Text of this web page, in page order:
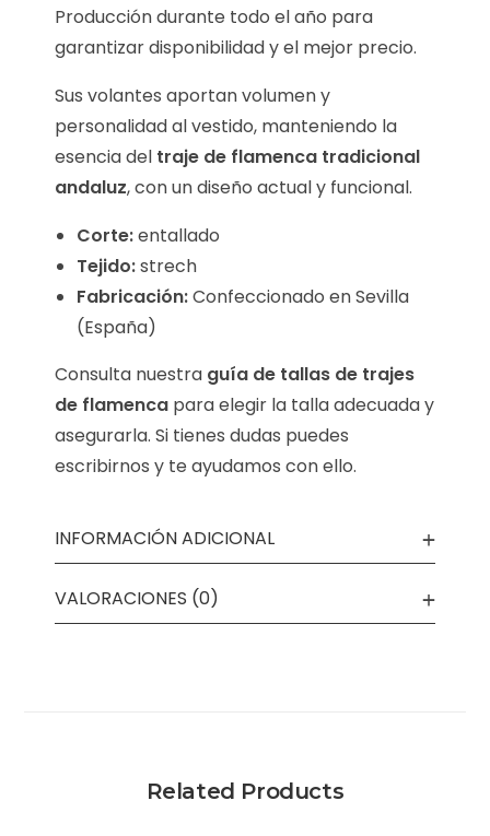
Producción durante todo el año para
garantizar disponibilidad y el mejor precio.
Sus volantes aportan volumen y
personalidad al vestido, manteniendo la
esencia del traje de flamenca tradicional
andaluz, con un diseño actual y funcional.
Corte:entallado
Tejido:strech
Fabricación:Confeccionado en Sevilla
(España)
Consulta nuestra guía de tallas de trajes
de flamenca para elegir la talla adecuada y
asegurarla. Si tienes dudas puedes
escribirnos y te ayudamos con ello.
INFORMACIÓN ADICIONAL
VALORACIONES (0)
Related Products